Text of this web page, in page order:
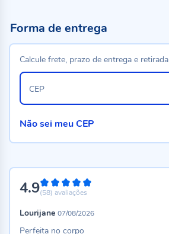
4.998%
(58) avaliações
Lourijane 07/08/2026
Perfeita no corpo
Forma de entrega
Calcule frete, prazo de entrega e retirada
CEP
Não sei meu CEP